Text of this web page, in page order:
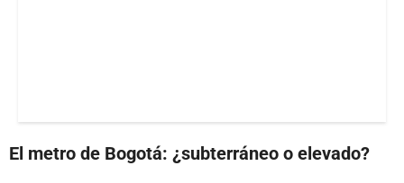
El metro de Bogotá: ¿subterráneo o elevado?